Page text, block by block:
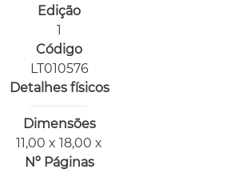
Edição
1
Código
LT010576
Detalhes físicos
Dimensões
11,00 x 18,00 x
Nº Páginas